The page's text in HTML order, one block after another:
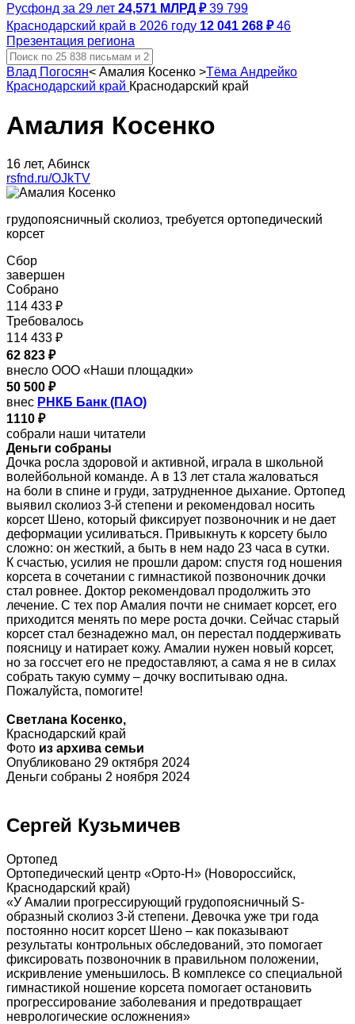
Русфонд за 29 лет 24,571 МЛРД ₽ 39 799
Краснодарский край в 2026 году 12 041 268 ₽ 46
Презентация региона
Влад Погосян< Амалия Косенко >Тёма Андрейко
Краснодарский край Краснодарский край
Амалия Косенко
16 лет, Абинск
rsfnd.ru/OJkTV
грудопоясничный сколиоз, требуется ортопедический
корсет
Сбор
завершен
Собрано
114 433 ₽
Требовалось
114 433 ₽
62 823 ₽
внесло ООО «Наши площадки»
50 500 ₽
внес РНКБ Банк (ПАО)
1110 ₽
собрали наши читатели
Деньги собраны
Дочка росла здоровой и активной, играла в школьной
волейбольной команде. А в 13 лет стала жаловаться
на боли в спине и груди, затрудненное дыхание. Ортопед
выявил сколиоз 3-й степени и рекомендовал носить
корсет Шено, который фиксирует позвоночник и не дает
деформации усиливаться. Привыкнуть к корсету было
сложно: он жесткий, а быть в нем надо 23 часа в сутки.
К счастью, усилия не прошли даром: спустя год ношения
корсета в сочетании с гимнастикой позвоночник дочки
стал ровнее. Доктор рекомендовал продолжить это
лечение. С тех пор Амалия почти не снимает корсет, его
приходится менять по мере роста дочки. Сейчас старый
корсет стал безнадежно мал, он перестал поддерживать
поясницу и натирает кожу. Амалии нужен новый корсет,
но за госсчет его не предоставляют, а сама я не в силах
собрать такую сумму – дочку воспитываю одна.
Пожалуйста, помогите!
Светлана Косенко,
Краснодарский край
Фото из архива семьи
Опубликовано 29 октября 2024
Деньги собраны 2 ноября 2024
Сергей Кузьмичев
Ортопед
Ортопедический центр «Орто-Н» (Новороссийск,
Краснодарский край)
«У Амалии прогрессирующий грудопоясничный S-
образный сколиоз 3-й степени. Девочка уже три года
постоянно носит корсет Шено – как показывают
результаты контрольных обследований, это помогает
фиксировать позвоночник в правильном положении,
искривление уменьшилось. В комплексе со специальной
гимнастикой ношение корсета помогает остановить
прогрессирование заболевания и предотвращает
неврологические осложнения»